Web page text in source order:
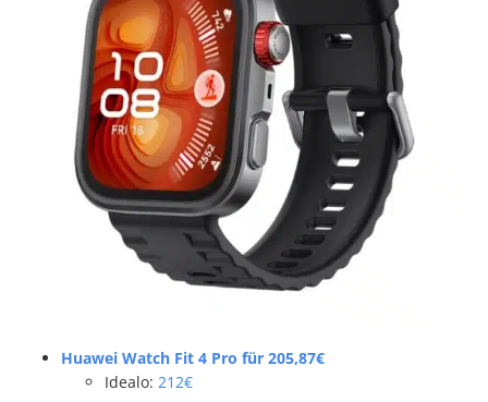
Huawei Watch Fit 4 Pro für 205,87€
Idealo: 212€